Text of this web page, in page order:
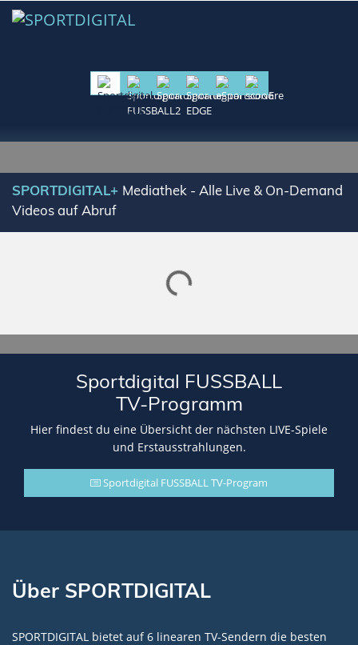
SPORTDIGITAL+ Mediathek - Alle Live & On-Demand
Videos auf Abruf
Lade SPORTDIGITAL+ Mediathek
Sportdigital FUSSBALL
TV-Programm
Hier findest du eine Übersicht der nächsten LIVE-Spiele
und Erstausstrahlungen.
Sportdigital FUSSBALL TV-Program
Über SPORTDIGITAL
SPORTDIGITAL bietet auf 6 linearen TV-Sendern die besten